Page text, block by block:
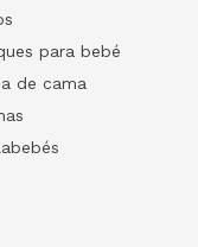
para bebé
de cama